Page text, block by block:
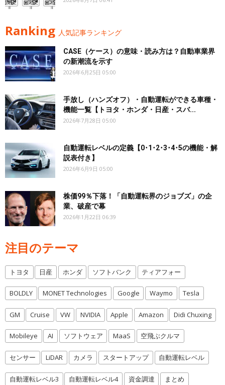
Ranking 人気記事ランキング
CASE（ケース）の意味・読み方は？自動車業界
の新潮流を示す
2026年6月25日 05:00
手放し（ハンズオフ）・自動運転ができる車種・
機能一覧【トヨタ・ホンダ・日産・スバ...
2026年7月28日 05:00
自動運転レベルの定義【0･1･2･3･4･5の機能・解
説表付き】
2026年6月9日 05:00
株価99％下落！「自動運転界のジョブズ」の企
業、破産で幕
2026年1月22日 06:39
注目のテーマ
トヨタ 日産 ホンダ ソフトバンク ティアフォー
BOLDLY MONET Technologies Google Waymo Tesla
GM Cruise VW NVIDIA Apple Amazon Didi Chuxing
Mobileye AI ソフトウェア MaaS 空飛ぶクルマ
センサー LiDAR カメラ スタートアップ 自動運転レベル
自動運転レベル3 自動運転レベル4 資金調達 まとめ